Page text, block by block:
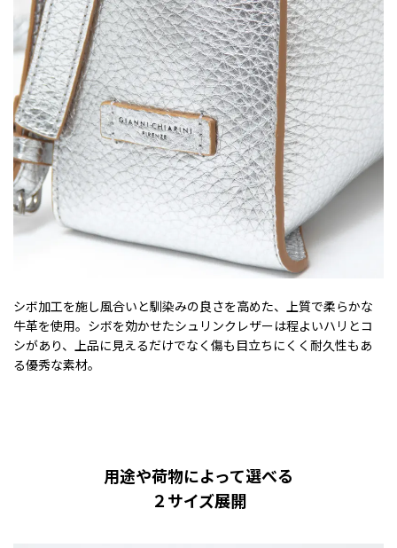
シボ加工を施し風合いと馴染みの良さを高めた、上質で柔らかな
牛革を使用。シボを効かせたシュリンクレザーは程よいハリとコ
シがあり、上品に見えるだけでなく傷も目立ちにくく耐久性もあ
る優秀な素材。
用途や荷物によって選べる
２サイズ展開